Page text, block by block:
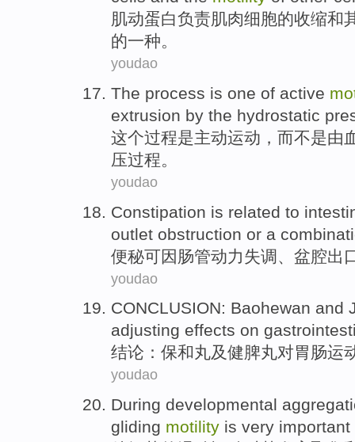
肌动蛋白负责肌肉细胞的收缩和
的一种。
youdao
The process is one of active
extrusion by the hydrostatic
这个过程是主动运动 ， 而不是由
压过程。
youdao
Constipation is related to
outlet obstruction or a
便秘可因肠管动力失调 盆腔出
youdao
CONCLUSION: Baohewan and
adjusting effects on
结论 ：保和丸及健脾丸对胃肠运
youdao
During developmental
gliding motility is very important